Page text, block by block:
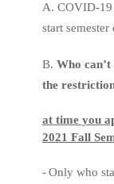
A. COVID-19
start
B. Who
the
at time you
2021 Fall
-Only who